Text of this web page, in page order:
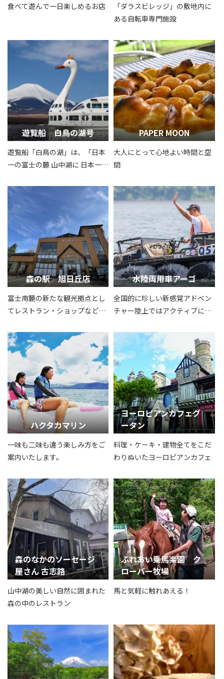
食べて遊んで一日楽しめるお店
「ダラスビレッジ」の敷地内に
ある自転車専門施設
遊覧船 白鳥の湖号
遊覧船「白鳥の湖」は、「日本
一の富士の麓 山中湖に 日本一美
ンセプトに、子どもからお年寄
りまで老若男女を問わず楽しめ
るよう従来の「プリンセス・オ
デット号」をリニューアルした
ものです。
PAPER MOON
大人にとって心地よい時間と空
間
森の駅 旭日丘店
富士南麓の新たな観光拠点とし
てレストラン・ショップなどを
水陸両用車アーゴ
全国的に珍しい新感覚アドべン
チャー陸上ではアクティブに動
ーと振動は乗員を楽しませてく
れます。
ハクタカマリン
一味も二味も違う楽しみ方をご
案内いたします。
ヨーロピアンカフェグ
ータン
料理・ケーキ・建物全てをこだ
わりぬいたヨーロピアンカフェ
森のなかのソーセージ
屋さん 古志路
山中湖の美しい自然に囲まれた
森の中のレストラン
ふれあい乗馬楽園 ク
ローバー牧場
馬と気軽に触れあえる！